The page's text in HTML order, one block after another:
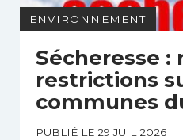
ENVIRONNEMENT
Sécheresse :
restrictions
communes
PUBLIÉ LE 29 JUIL 2026